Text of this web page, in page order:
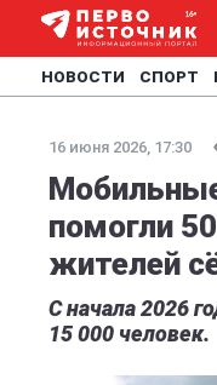
НОВОСТИ СПОРТ
16 июня 2026, 17:30
помогли
жителей
С начала 2026
15 000 человек.